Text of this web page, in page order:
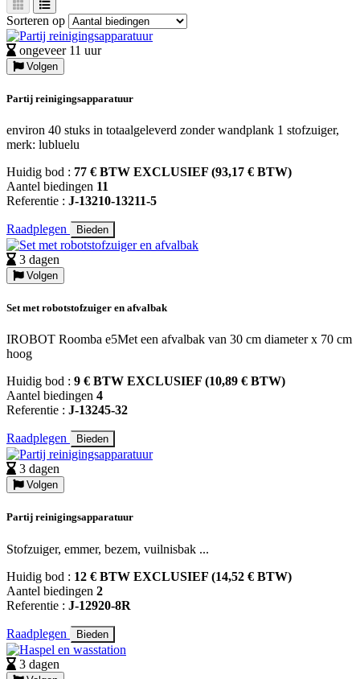
Sorteren op
ongeveer 11 uur
Volgen
Partij reinigingsapparatuur
environ 40 stuks in totaalgeleverd zonder wandplank 1 stofzuiger,
merk: lubluelu
Huidig bod : 77 € BTW EXCLUSIEF (93,17 € BTW)
Aantel biedingen 11
Referentie : J-13210-13211-5
Raadplegen Bieden
3 dagen
Volgen
Set met robotstofzuiger en afvalbak
IROBOT Roomba e5Met een afvalbak van 30 cm diameter x 70 cm
hoog
Huidig bod : 9 € BTW EXCLUSIEF (10,89 € BTW)
Aantel biedingen 4
Referentie : J-13245-32
Raadplegen Bieden
3 dagen
Volgen
Partij reinigingsapparatuur
Stofzuiger, emmer, bezem, vuilnisbak ...
Huidig bod : 12 € BTW EXCLUSIEF (14,52 € BTW)
Aantel biedingen 2
Referentie : J-12920-8R
Raadplegen Bieden
3 dagen